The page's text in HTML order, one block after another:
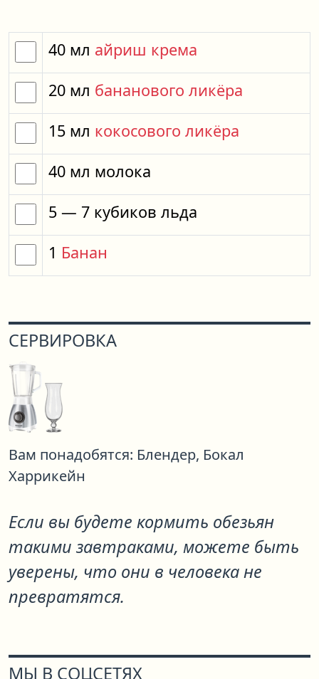
40 мл айриш крема
20 мл бананового ликёра
15 мл кокосового ликёра
40 мл молока
5 — 7 кубиков льда
1 Банан
СЕРВИРОВКА
Вам понадобятся: Блендер, Бокал
Харрикейн
Если вы будете кормить обезьян
такими завтраками, можете быть
уверены, что они в человека не
превратятся.
МЫ В СОЦСЕТЯХ